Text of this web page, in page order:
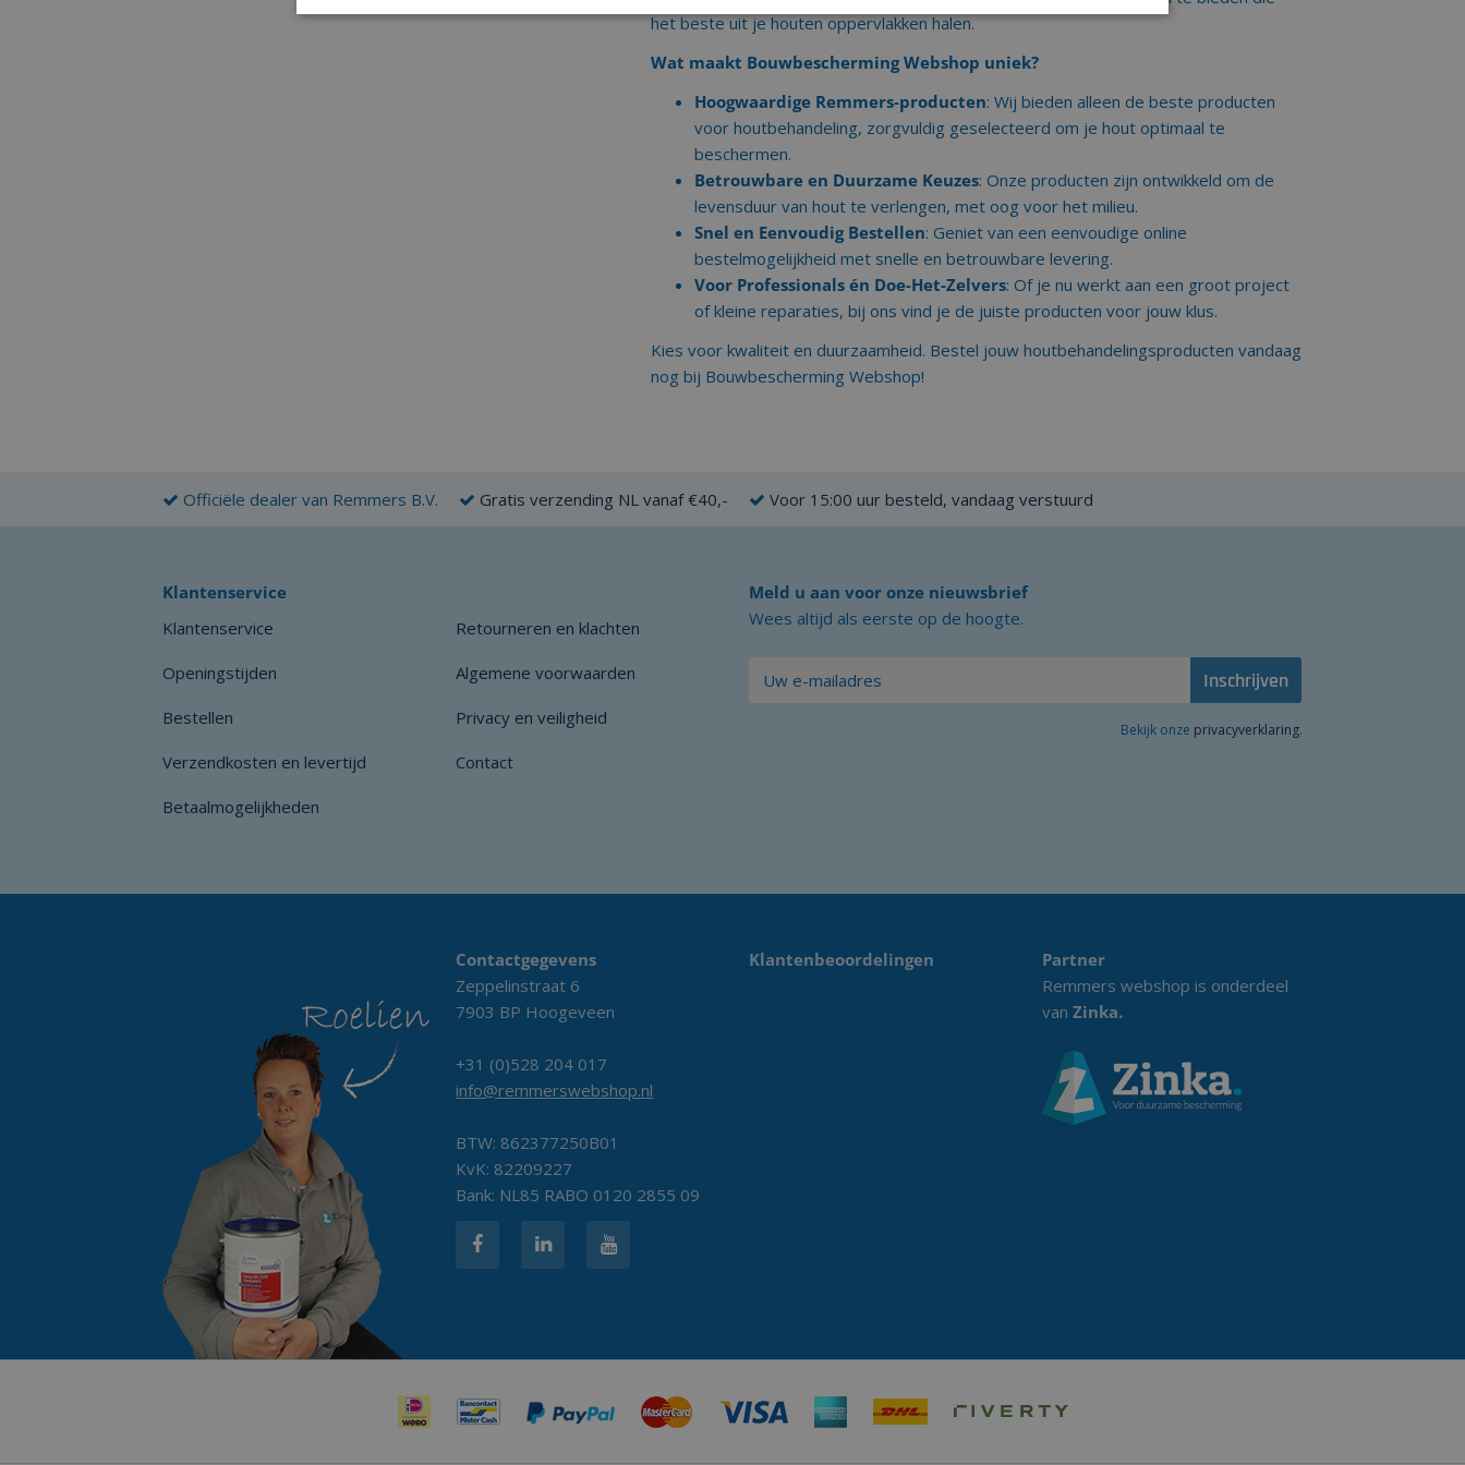
het beste uit je houten oppervlakken halen.
Wat maakt Bouwbescherming Webshop uniek?
Hoogwaardige Remmers-producten: Wij bieden alleen de beste producten
voor houtbehandeling, zorgvuldig geselecteerd om je hout optimaal te
beschermen.
Betrouwbare en Duurzame Keuzes: Onze producten zijn ontwikkeld om de
levensduur van hout te verlengen, met oog voor het milieu.
Snel en Eenvoudig Bestellen: Geniet van een eenvoudige online
bestelmogelijkheid met snelle en betrouwbare levering.
Voor Professionals én Doe-Het-Zelvers: Of je nu werkt aan een groot project
of kleine reparaties, bij ons vind je de juiste producten voor jouw klus.
Kies voor kwaliteit en duurzaamheid. Bestel jouw houtbehandelingsproducten vandaag
nog bij Bouwbescherming Webshop!
Officiële dealer van Remmers B.V. Gratis verzending NL vanaf €40,- Voor 15:00 uur besteld, vandaag verstuurd
Klantenservice
Klantenservice
Openingstijden
Bestellen
Verzendkosten en levertijd
Betaalmogelijkheden
Retourneren en klachten
Algemene voorwaarden
Privacy en veiligheid
Contact
Meld u aan voor onze nieuwsbrief
Wees altijd als eerste op de hoogte.
Inschrijven
Bekijk onze privacyverklaring.
Contactgegevens
Zeppelinstraat 6
7903 BP Hoogeveen
+31 (0)528 204 017
info@remmerswebshop.nl
BTW: 862377250B01
KvK: 82209227
Bank: NL85 RABO 0120 2855 09
Klantenbeoordelingen
Partner
Remmers webshop is onderdeel
van Zinka.